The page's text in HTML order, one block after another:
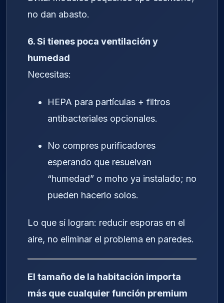
no dan abasto.
6. Si tienes poca ventilación y
humedad
Necesitas:
HEPA para partículas + filtros
antibacteriales opcionales.
No compres purificadores
esperando que resuelvan
“humedad” o moho ya instalado; no
pueden hacerlo solos.
Lo que sí logran: reducir esporas en el
aire, no eliminar el problema en paredes.
El tamaño de la habitación importa
más que cualquier función premium